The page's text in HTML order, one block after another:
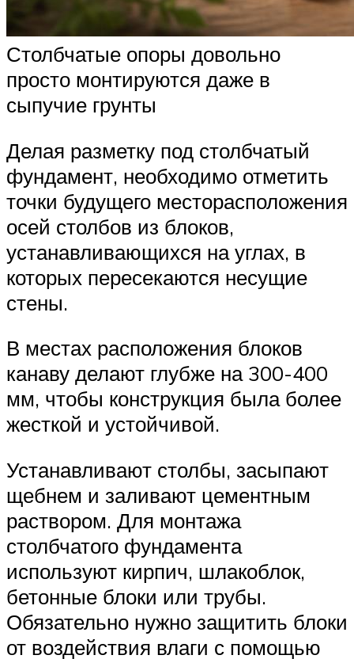
Столбчатые опоры довольно
просто монтируются даже в
сыпучие грунты
Делая разметку под столбчатый
фундамент, необходимо отметить
точки будущего месторасположения
осей столбов из блоков,
устанавливающихся на углах, в
которых пересекаются несущие
стены.
В местах расположения блоков
канаву делают глубже на 300-400
мм, чтобы конструкция была более
жесткой и устойчивой.
Устанавливают столбы, засыпают
щебнем и заливают цементным
раствором. Для монтажа
столбчатого фундамента
используют кирпич, шлакоблок,
бетонные блоки или трубы.
Обязательно нужно защитить блоки
от воздействия влаги с помощью